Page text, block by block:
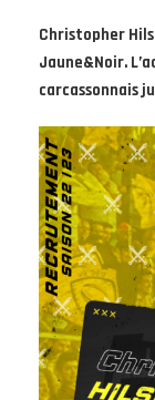
Christopher
Jaune&Noir.
carcassonnais